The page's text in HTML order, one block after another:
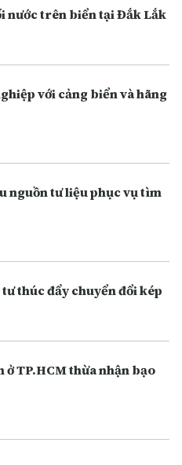
nước trên biển tại Đắk Lắk
với cảng biển và hãng
nguồn tư liệu phục vụ tìm
thúc đẩy chuyển đổi kép
ở TP.HCM thừa nhận bạo